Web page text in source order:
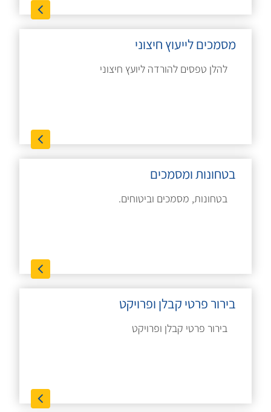
מסמכים לייעוץ חיצוני
להלן טפסים להורדה ליועץ חיצוני
בטחונות ומסמכים
בטחונות, מסמכים וביטוחים.
בירור פרטי קבלן ופרויקט
בירור פרטי קבלן ופרויקט